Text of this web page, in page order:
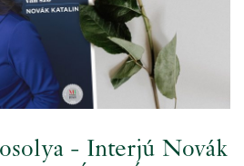
- Interjú Novák